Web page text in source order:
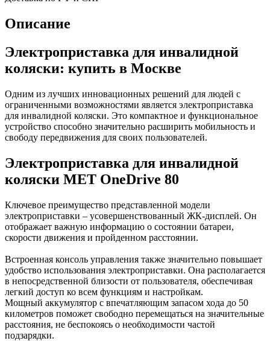
Описание
Электроприставка для инвалидной
коляски: купить в Москве
Одним из лучших инновационных решений для людей с
ограниченными возможностями является электроприставка
для инвалидной коляски. Это компактное и функциональное
устройство способно значительно расширить мобильность и
свободу передвижения для своих пользователей.
Электроприставка для инвалидной
коляски MET OneDrive 80
Ключевое преимущество представленной модели
электроприставки – усовершенствованный ЖК-дисплей. Он
отображает важную информацию о состоянии батареи,
скорости движения и пройденном расстоянии.
Встроенная консоль управления также значительно повышает
удобство использования электроприставки. Она располагается
в непосредственной близости от пользователя, обеспечивая
легкий доступ ко всем функциям и настройкам.
Мощный аккумулятор с впечатляющим запасом хода до 50
километров поможет свободно перемещаться на значительные
расстояния, не беспокоясь о необходимости частой
подзарядки.